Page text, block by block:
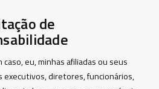
de
caso, eu, minhas afiliadas ou seus
executivos, diretores, funcionários,